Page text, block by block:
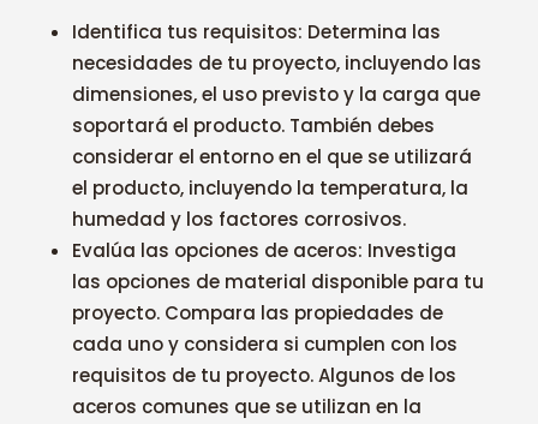
Identifica tus requisitos: Determina las
necesidades de tu proyecto, incluyendo las
dimensiones, el uso previsto y la carga que
soportará el producto. También debes
considerar el entorno en el que se utilizará
el producto, incluyendo la temperatura, la
humedad y los factores corrosivos.
Evalúa las opciones de aceros: Investiga
las opciones de material disponible para tu
proyecto. Compara las propiedades de
cada uno y considera si cumplen con los
requisitos de tu proyecto. Algunos de los
aceros comunes que se utilizan en la